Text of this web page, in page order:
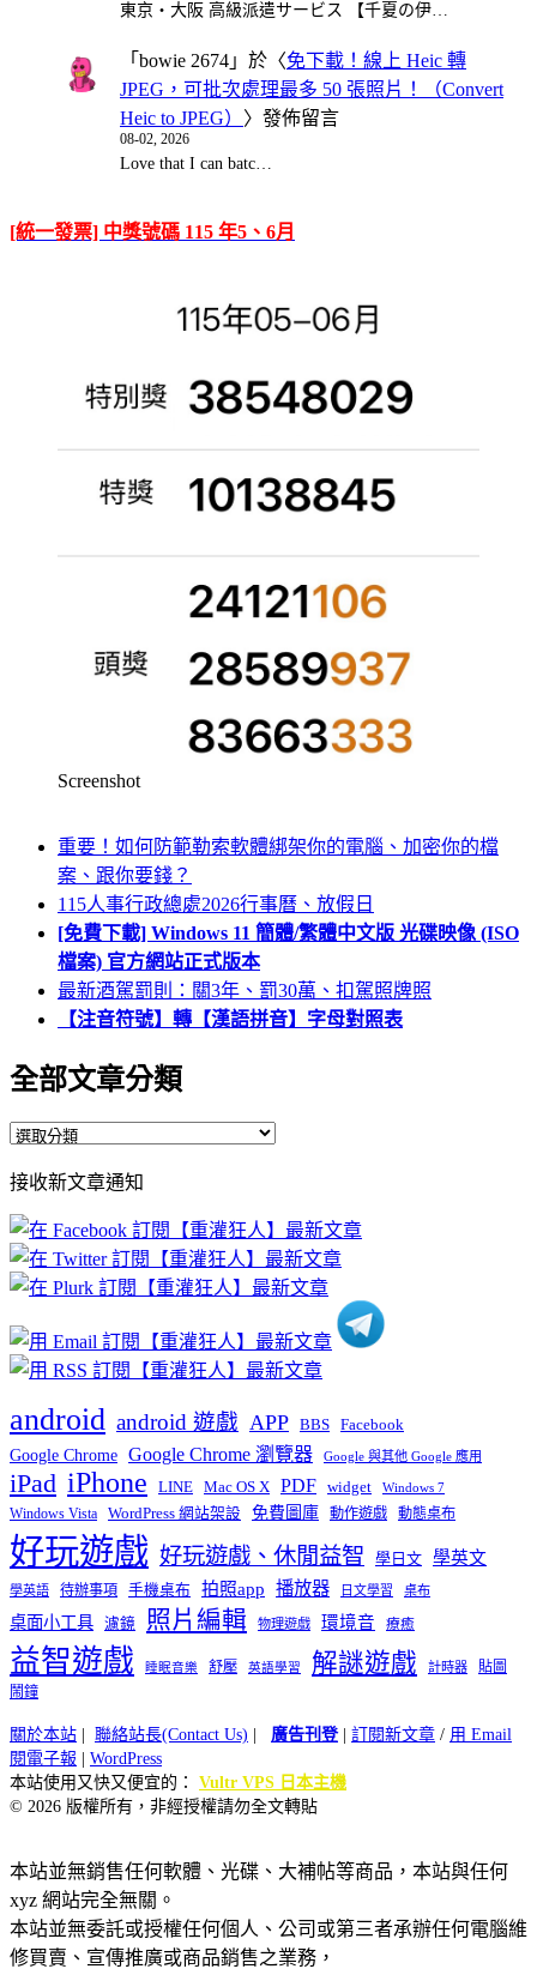
東京・大阪 高級派遣サービス 【千夏の伊…
「 bowie 2674 」於〈免下載！線上 Heic 轉
JPEG，可批次處理最多 50 張照片！（Convert
Heic to JPEG） 〉發佈留言
08-02, 2026
Love that I can batc…
[統一發票] 中獎號碼 115 年5、6月
Screenshot
重要！如何防範勒索軟體綁架你的電腦、加密你的檔
案、跟你要錢？
115人事行政總處2026行事曆、放假日
[免費下載] Windows 11 簡體/繁體中文版 光碟映像 (ISO
檔案) 官方網站正式版本
最新酒駕罰則：關3年、罰30萬、扣駕照牌照
【注音符號】轉【漢語拼音】字母對照表
全部文章分類
全
文
章
分
類
接收新文章通知
android android 遊戲 APP BBS Facebook
Google Chrome Google Chrome 瀏覽器 Google 與其他 Google 應用
iPad iPhone LINE Mac OS X PDF widget Windows 7
Windows Vista WordPress 網站架設 免費圖庫 動作遊戲 動態桌布
好玩遊戲 好玩遊戲、休閒益智 學日文 學英文
學英語 待辦事項 手機桌布 拍照app 播放器 日文學習 桌布
桌面小工具 濾鏡 照片編輯 物理遊戲 環境音 療癒
益智遊戲 睡眠音樂 舒壓 英語學習 解謎遊戲 計時器
貼圖
鬧鐘
關於本站 | 聯絡站長(Contact Us) | 廣告刊登| 訂閱新文章 / 用 Email
閱電子報 | WordPress
本站使用又快又便宜的： Vultr VPS 日本主機
© 2026 版權所有，非經授權請勿全文轉貼
本站並無銷售任何軟體、光碟、大補帖等商品，本站與任何
xyz 網站完全無關。
本站並無委託或授權任何個人、公司或第三者承辦任何電腦維
修買賣、宣傳推廣或商品銷售之業務，